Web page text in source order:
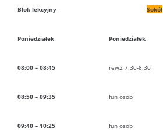
Blok lekcyjny Sokół
Poniedziałek Poniedziałek
08:00 – 08:45 rew2 7.30-8.30
08:50 – 09:35 fun osob
09:40 – 10:25 fun osob